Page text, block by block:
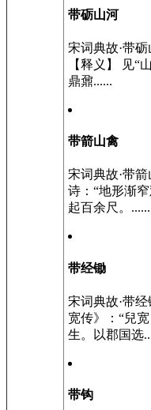
带砺山河
宋词典故·带砺
【释义】 见“
鼎鼐......
带箭山禽
宋词典故·带箭
诗：“地形渐
起百余尺。......
带经锄
宋词典故·带
宽传》：“兒
生。以郡国选
带钩